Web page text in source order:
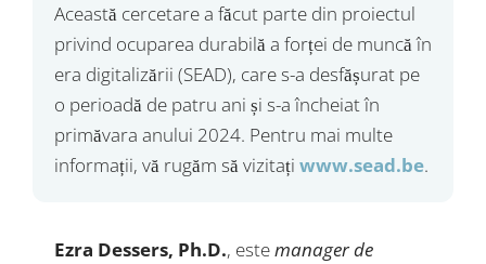
Această cercetare a făcut parte din proiectul
privind ocuparea durabilă a forței de muncă în
era digitalizării (SEAD), care s-a desfășurat pe
o perioadă de patru ani și s-a încheiat în
primăvara anului 2024. Pentru mai multe
informații, vă rugăm să vizitați www.sead.be.
Ezra Dessers, Ph.D., estemanager de